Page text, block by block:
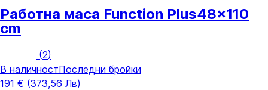
Работна маса Function Plus48x110
cm
(2)
В наличностПоследни бройки
191 € (373,56 Лв)